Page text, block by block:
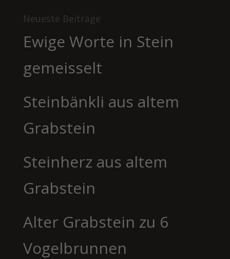
Neueste Beiträge
Ewige Worte in Stein
gemeisselt
Steinbänkli aus altem
Grabstein
Steinherz aus altem
Grabstein
Alter Grabstein zu 6
Vogelbrunnen